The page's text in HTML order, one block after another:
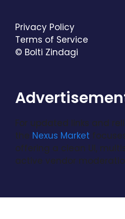
© Bolti Zindagi
Privacy Policy
Terms of Service
For updated links and
the Nexus Market
offering a clean UI,
active vendor